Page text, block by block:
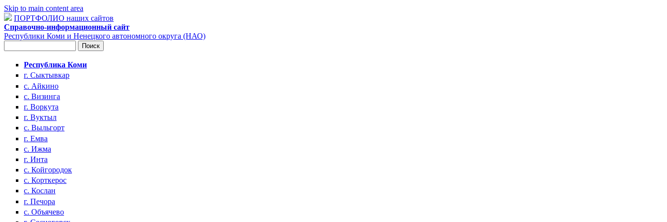
Skip to main content area
ПОРТФОЛИО наших сайтов
Справочно-информационный сайт
Республики Коми и Ненецкого автономного округа (НАО)
Республика Коми
г. Сыктывкар
с. Айкино
с. Визинга
г. Воркута
г. Вуктыл
с. Выльгорт
г. Емва
с. Ижма
г. Инта
с. Койгородок
с. Корткерос
с. Кослан
г. Печора
с. Объячево